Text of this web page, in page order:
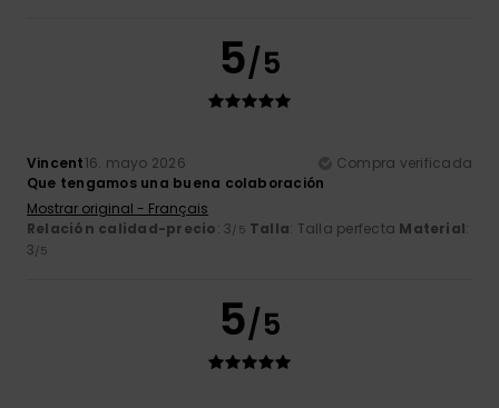
5/5
Vincent16. mayo 2026
Compra verificada
Que tengamos una buena colaboración
Mostrar original - Français
Relación calidad-precio: 3/5 Talla: Talla perfecta Material:
3/5
5/5